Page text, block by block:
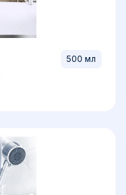
500 мл